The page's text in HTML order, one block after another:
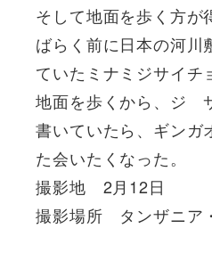
そして地面を歩く方が
ばらく前に日本の河川
ていたミナミジサイチ
地面を歩くから、ジ
書いていたら、ギンガ
た会いたくなった。
撮影地 2月12日
撮影場所 タンザニア